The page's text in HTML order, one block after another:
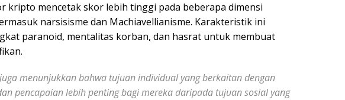
kripto mencetak skor lebih tinggi pada beberapa dimensi
narsisisme dan Machiavellianisme. Karakteristik ini
paranoid, mentalitas korban, dan hasrat untuk membuat
menunjukkan bahwa tujuan individual yang berkaitan dengan
pencapaian lebih penting bagi mereka daripada tujuan sosial yang